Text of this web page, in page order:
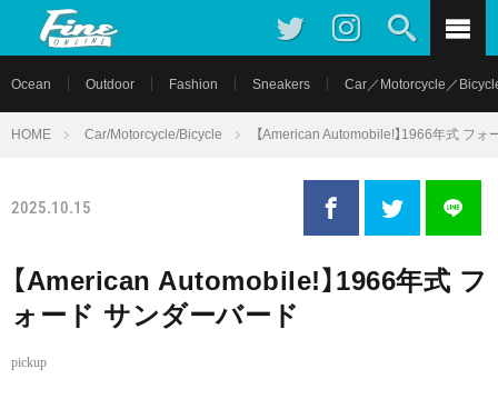
Ocean Outdoor Fashion Sneakers Car／Motorcycle／
HOME Car/Motorcycle/Bicycle 【American Automobile!】1966年式 フ
2025.10.15
【American Automobile!】1966年式 フ
ォード サンダーバード
pickup